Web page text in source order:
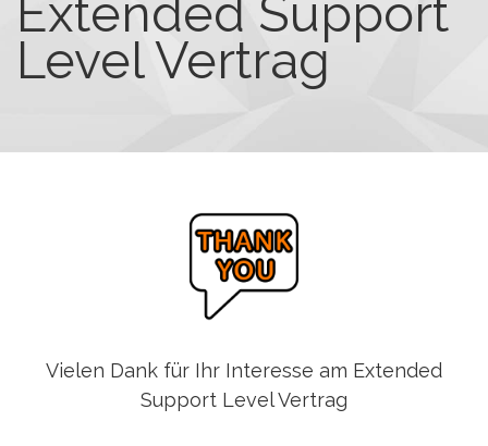
Extended Support
Level Vertrag
Vielen Dank für Ihr Interesse am Extended
Support Level Vertrag